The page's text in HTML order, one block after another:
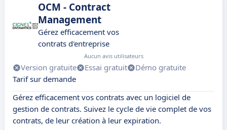
OCM - Contract
Management
Gérez efficacement vos
contrats d'entreprise
Aucun avis utilisateurs
Version gratuite Essai gratuit
Démo gratuite
Tarif sur demande
Gérez efficacement vos contrats avec un logiciel de
gestion de contrats. Suivez le cycle de vie complet de vos
contrats, de leur création à leur expiration.